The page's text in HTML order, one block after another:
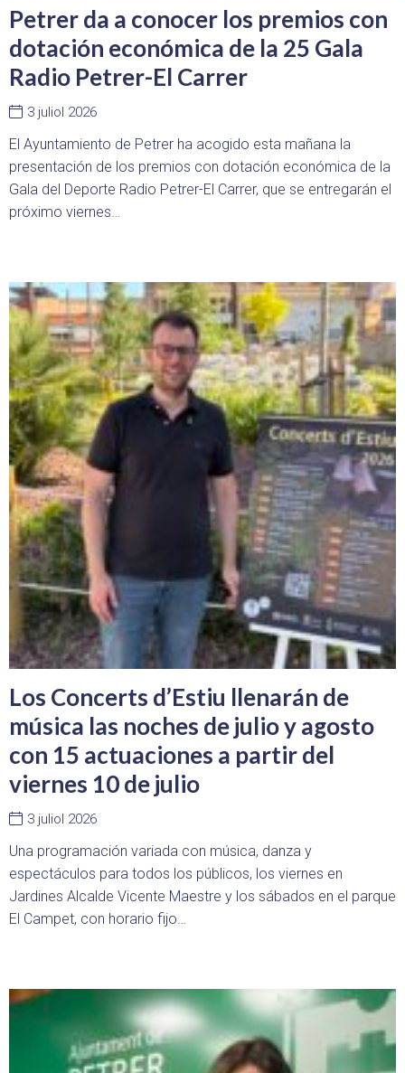
Petrer da a conocer los premios con
dotación económica de la 25 Gala
Radio Petrer-El Carrer
3 juliol 2026
El Ayuntamiento de Petrer ha acogido esta mañana la
presentación de los premios con dotación económica de la
Gala del Deporte Radio Petrer-El Carrer, que se entregarán el
próximo viernes…
Los Concerts d’Estiu llenarán de
música las noches de julio y agosto
con 15 actuaciones a partir del
viernes 10 de julio
3 juliol 2026
Una programación variada con música, danza y
espectáculos para todos los públicos, los viernes en
Jardines Alcalde Vicente Maestre y los sábados en el parque
El Campet, con horario fijo…